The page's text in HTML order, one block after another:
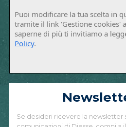
Puoi modificare la tua scelta in
tramite il link 'Gestione cookies'
saperne di più ti invitiamo a
Policy.
Se desideri ricevere la newsletter